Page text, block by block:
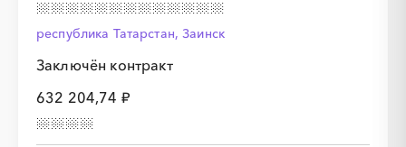
республика Татарстан, Заинск
Заключён контракт
632 204,74 ₽